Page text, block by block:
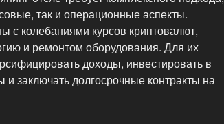
так и операционные аспекты.
с колебаниями курсов криптовалют,
и ремонтом оборудования. Для их
доходы, инвестировать в
заключать долгосрочные контракты на